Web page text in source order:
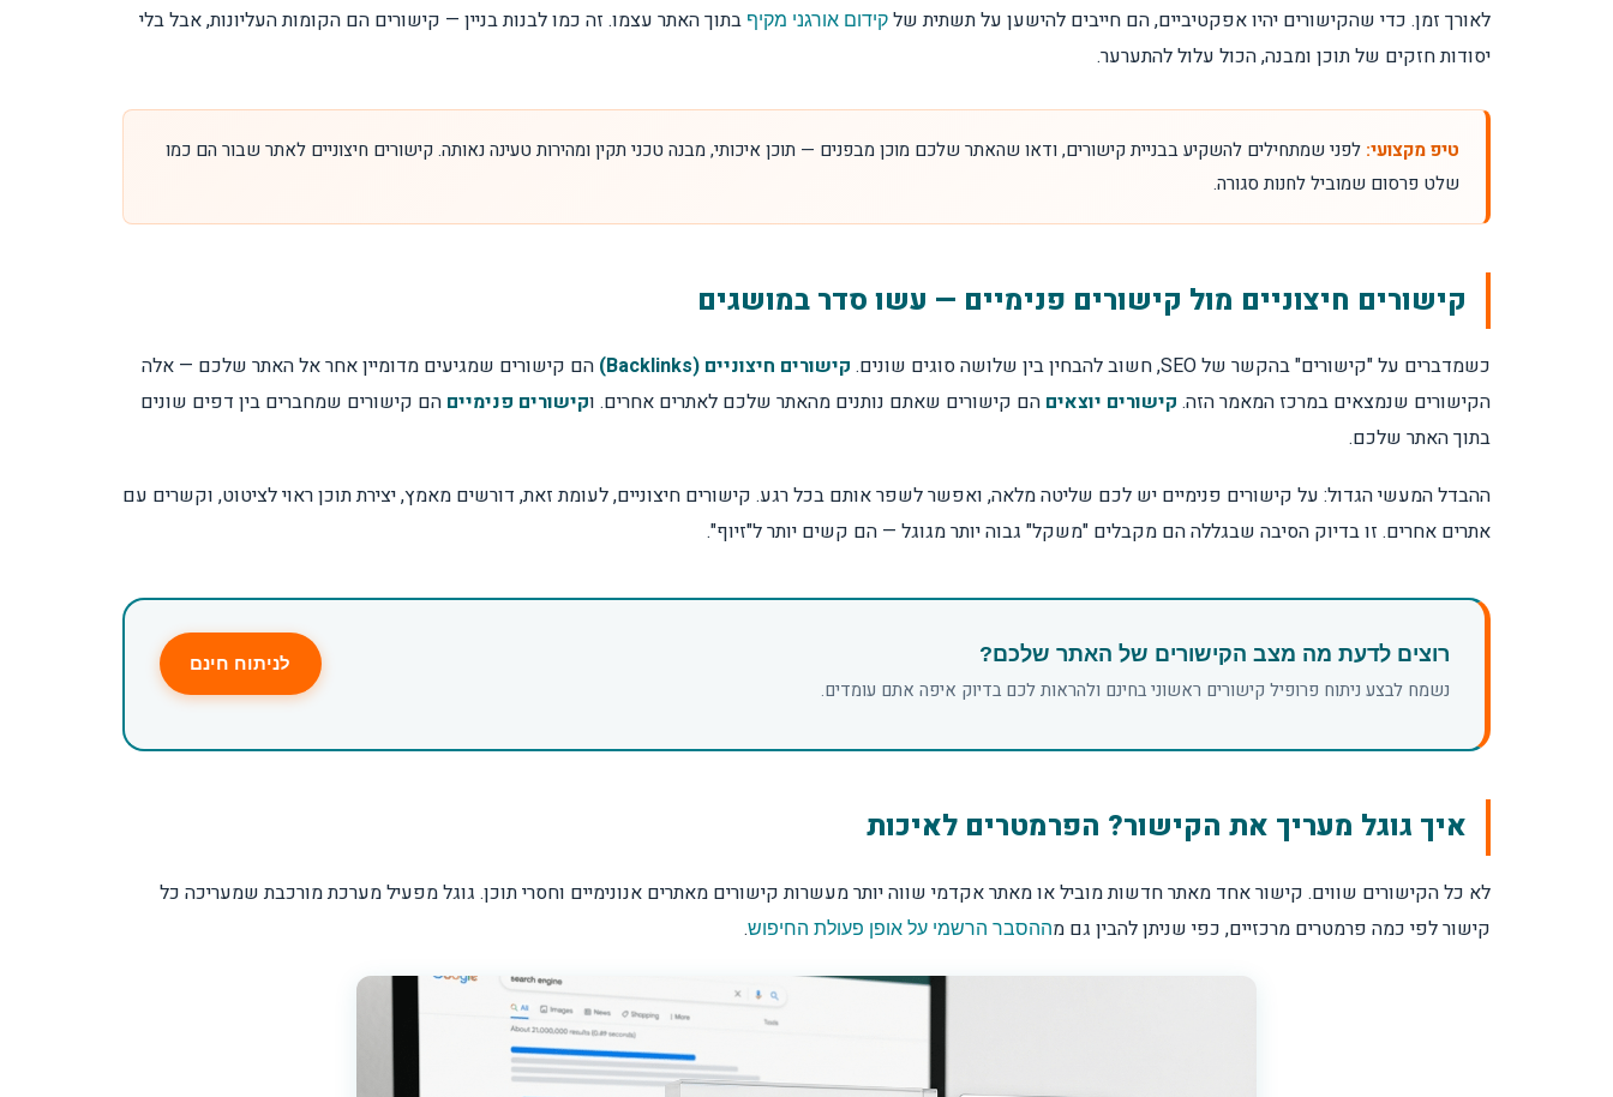
לאן לכוון את הקישורים — דף הבית או עמודים פנימיים?
קישורים רעילים — מתי להידרש ואיך לטפל
חמש טעויות שעולות ביוקר בבניית קישורים
אסטרטגיה לאתר חדש לעומת אתר ותיק
לאורך זמן. כדי שהקישורים יהיו אפקטיביים, הם חייבים להישען על תשתית של קידום אורגני מקיף בתוך האתר עצמו. זה כמו לבנות בניין — קישורים הם הקומות העליונות, אבל בלי
יסודות חזקים של תוכן ומבנה, הכול עלול להתערער.
טיפ מקצועי: לפני שמתחילים להשקיע בבניית קישורים, ודאו שהאתר שלכם מוכן מבפנים — תוכן איכותי, מבנה טכני תקין ומהירות טעינה נאותה. קישורים חיצוניים לאתר שבור הם כמו
שלט פרסום שמוביל לחנות סגורה.
קישורים חיצוניים מול קישורים פנימיים — עשו סדר במושגים
כשמדברים על "קישורים" בהקשר של SEO, חשוב להבחין בין שלושה סוגים שונים. קישורים חיצוניים (Backlinks)
הם קישורים שמגיעים מדומיין אחר אל האתר שלכם — אלה
הקישורים שנמצאים במרכז המאמר הזה. קישורים יוצאים הם קישורים שאתם נותנים מהאתר שלכם לאתרים אחרים. וקישורים פנימיים הם קישורים שמחברים בין דפים שונים
בתוך האתר שלכם.
ההבדל המעשי הגדול: על קישורים פנימיים יש לכם שליטה מלאה, ואפשר לשפר אותם בכל רגע. קישורים חיצוניים, לעומת זאת, דורשים מאמץ, יצירת תוכן ראוי לציטוט, וקשרים עם
אתרים אחרים. זו בדיוק הסיבה שבגללה הם מקבלים "משקל" גבוה יותר מגוגל — הם קשים יותר ל"זיוף".
רוצים לדעת מה מצב הקישורים של האתר שלכם?
נשמח לבצע ניתוח פרופיל קישורים ראשוני בחינם ולהראות לכם בדיוק איפה אתם עומדים.
לניתוח חינם
איך גוגל מעריך את הקישור? הפרמטרים לאיכות
לא כל הקישורים שווים. קישור אחד מאתר חדשות מוביל או מאתר אקדמי שווה יותר מעשרות קישורים מאתרים אנונימיים וחסרי תוכן. גוגל מפעיל מערכת מורכבת שמעריכה כל
קישור לפי כמה פרמטרים מרכזיים, כפי שניתן להבין גם מההסבר הרשמי על אופן פעולת החיפוש.